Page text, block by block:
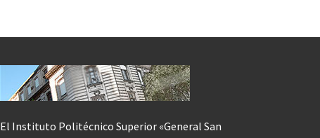
El Instituto Politécnico Superior «General San